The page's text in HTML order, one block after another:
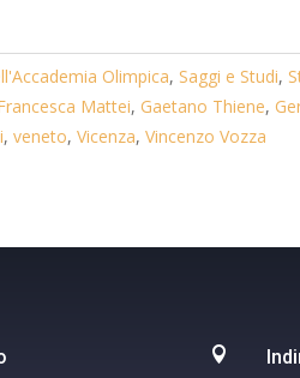
Olimpica, Saggi e Studi,
Mattei, Gaetano Thiene,
, veneto, Vicenza, Vincenzo Vozza
